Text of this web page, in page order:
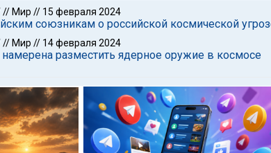
// Мир // 15 февраля 2024
союзникам о российской космической
// Мир // 14 февраля 2024
намерена разместить ядерное оружие в космосе